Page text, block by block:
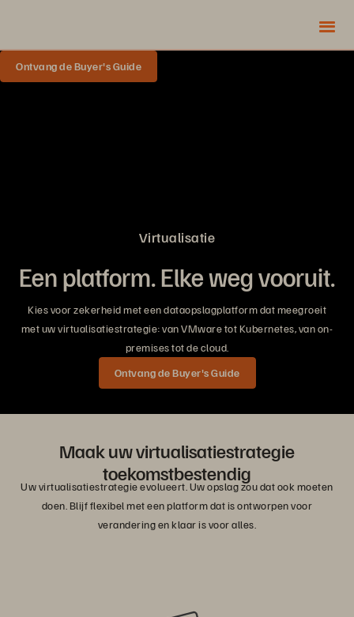
Ontvang de Buyer's Guide
Virtualisatie
Een platform. Elke weg vooruit.
Kies voor zekerheid met een dataopslagplatform dat meegroeit
met uw virtualisatiestrategie: van VMware tot Kubernetes, van on-
premises tot de cloud.
Ontvang de Buyer's Guide
Maak uw virtualisatiestrategie
toekomstbestendig
Uw virtualisatiestrategie evolueert. Uw opslag zou dat ook moeten
doen. Blijf flexibel met een platform dat is ontworpen voor
verandering en klaar is voor alles.